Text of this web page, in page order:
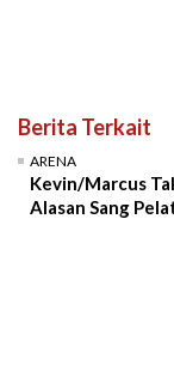
Berita Terkait
ARENA
Kevin/Marcus
Alasan Sang